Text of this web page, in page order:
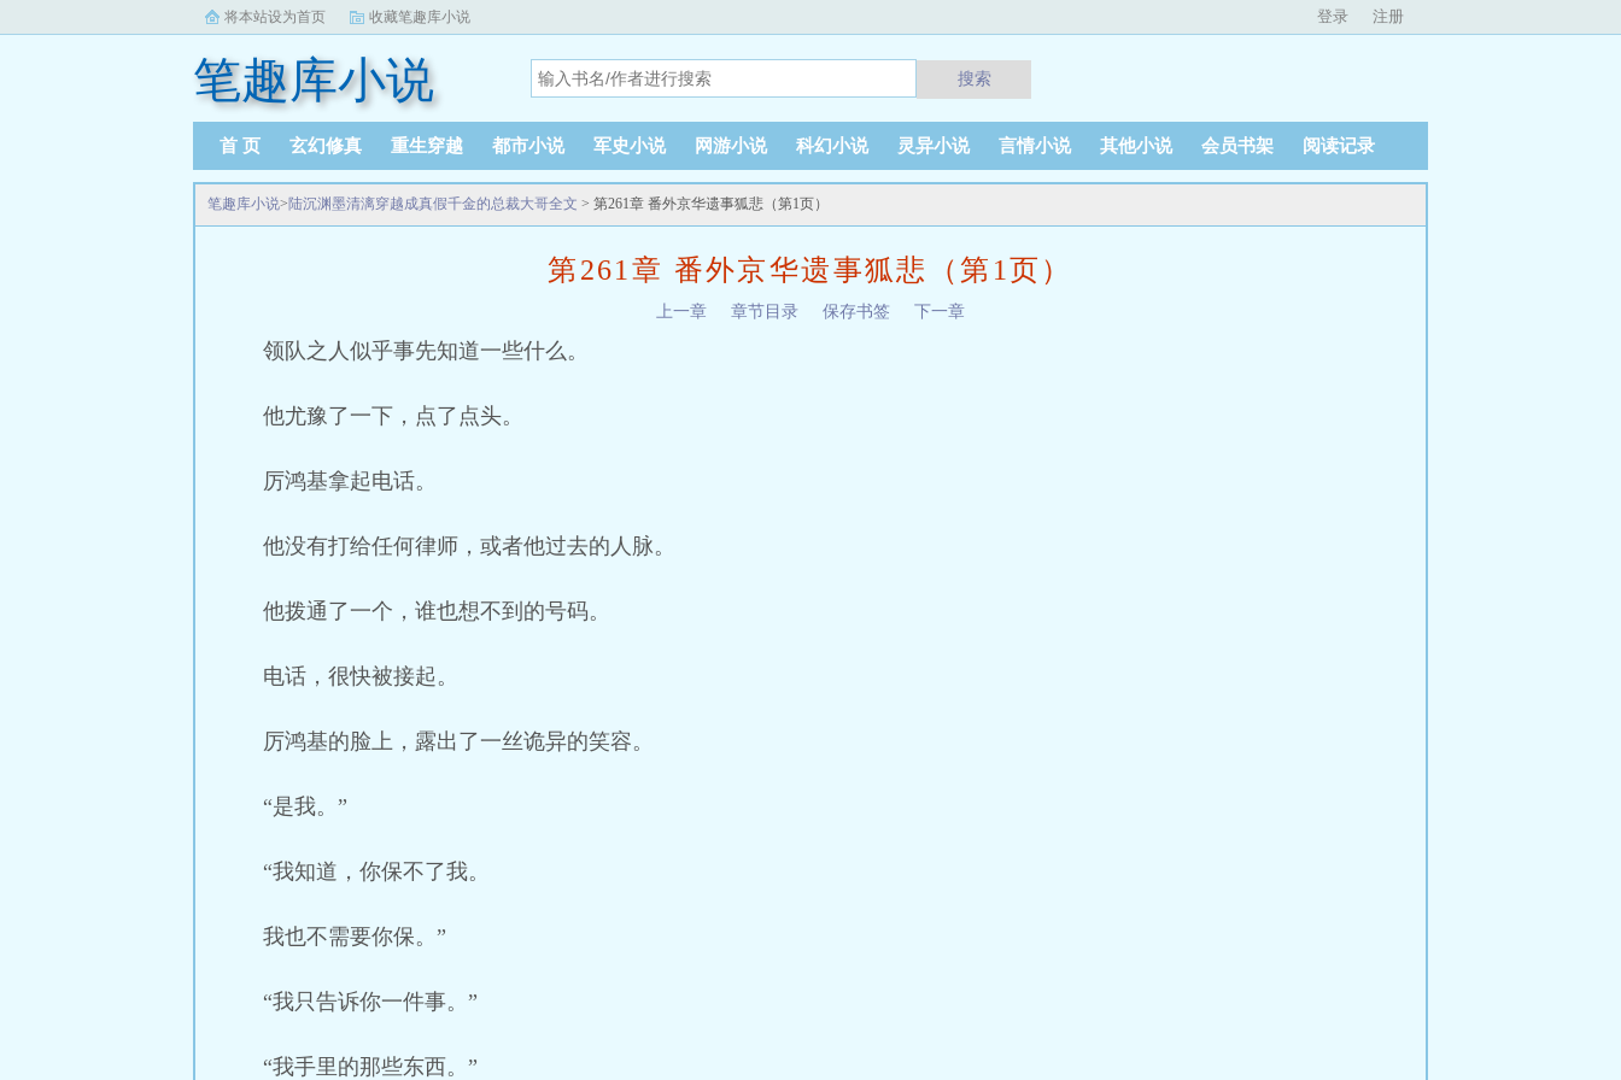
将本站设为首页 收藏笔趣库小说 登录 注册
笔趣库小说 搜索
首 页 玄幻修真 重生穿越 都市小说 军史小说 网游小说 科幻小说 灵异小说 言情小说 其他小说 会员书架 阅读记录
笔趣库小说> 陆沉渊墨清漓穿越成真假千金的总裁大哥全文 > 第261章 番外京华遗事狐悲（第1页）
第261章 番外京华遗事狐悲（第1页）
上一章 章节目录 保存书签 下一章
领队之人似乎事先知道一些什么。
他尤豫了一下，点了点头。
厉鸿基拿起电话。
他没有打给任何律师，或者他过去的人脉。
他拨通了一个，谁也想不到的号码。
电话，很快被接起。
厉鸿基的脸上，露出了一丝诡异的笑容。
“是我。”
“我知道，你保不了我。
我也不需要你保。”
“我只告诉你一件事。”
“我手里的那些东西。”